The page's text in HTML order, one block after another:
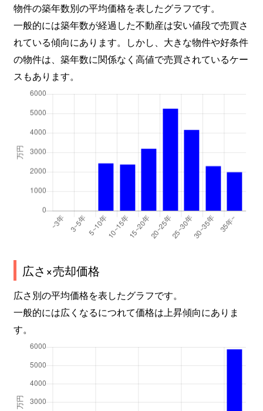
物件の築年数別の平均価格を表したグラフです。
一般的には築年数が経過した不動産は安い値段で売買さ
れている傾向にあります。しかし、大きな物件や好条件
の物件は、築年数に関係なく高値で売買されているケー
スもあります。
広さ×売却価格
広さ別の平均価格を表したグラフです。
一般的には広くなるにつれて価格は上昇傾向にありま
す。